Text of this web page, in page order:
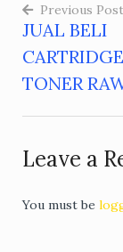
Post
Previous Post
JUAL BELI
TONER
Leave a
You must be